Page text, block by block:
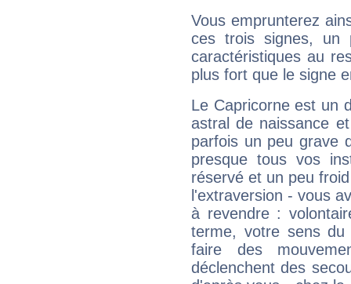
Vous emprunterez
ces trois signes, un
caractéristiques au
plus fort que le signe
Le Capricorne est un
astral de naissance
parfois un peu grave
presque tous vos
réservé et un peu
l'extraversion - vous
à revendre :
terme, votre sens
faire des
déclenchent des